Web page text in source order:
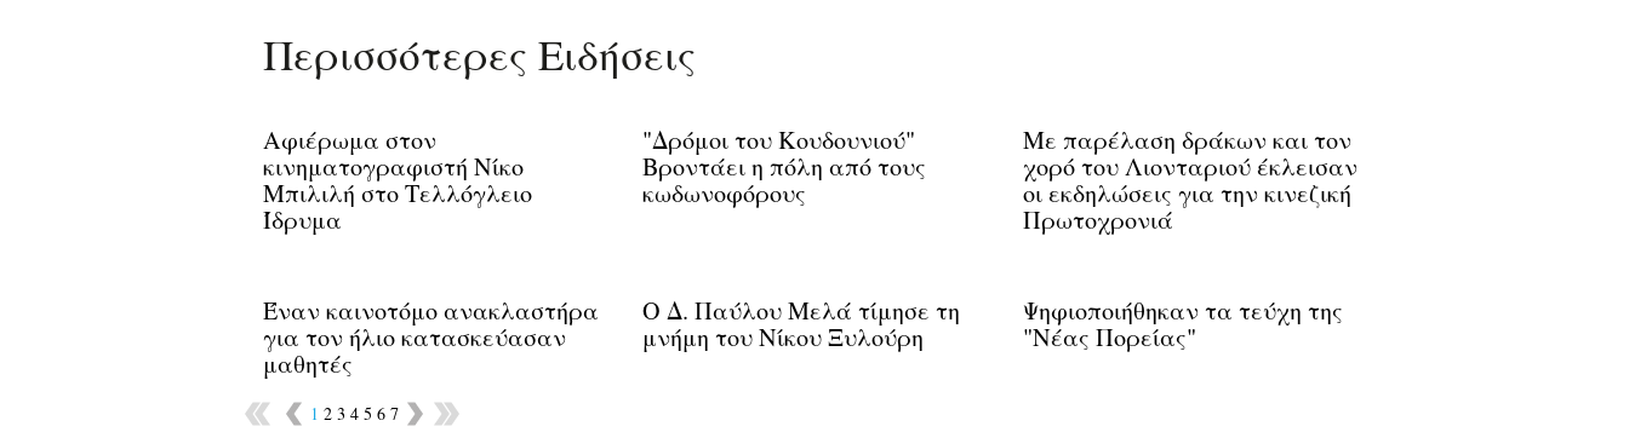
Περισσότερες Ειδήσεις
Αφιέρωμα στον
κινηματογραφιστή Νίκο
Μπιλιλή στο Τελλόγλειο
Ίδρυμα
"Δρόμοι του Κουδουνιού"
Βροντάει η πόλη από τους
κωδωνοφόρους
Με παρέλαση δράκων και τον
χορό του Λιονταριού έκλεισαν
οι εκδηλώσεις για την κινεζική
Πρωτοχρονιά
Έναν καινοτόμο ανακλαστήρα
για τον ήλιο κατασκεύασαν
μαθητές
O Δ. Παύλου Μελά τίμησε τη
μνήμη του Νίκου Ξυλούρη
Ψηφιοποιήθηκαν τα τεύχη της
"Νέας Πορείας"
1 2 3 4 5 6 7